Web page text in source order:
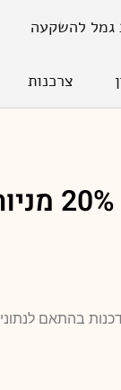
גמל להשקעה
צרכנות
בהתאם לנתוני